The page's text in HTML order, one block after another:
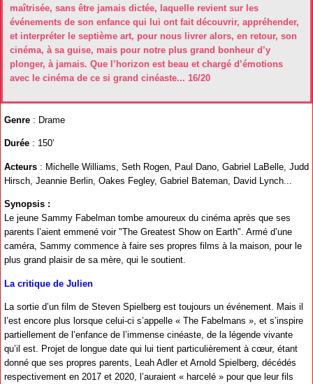
maîtrisée, sans être jamais dictée, laquelle revient sur les
événements de son enfance qui lui ont fait découvrir, appréhender,
et interpréter le septième art, pour nous livrer alors, en retour, son
cinéma, à sa guise, mais pour notre plus grand bonheur d’y
plonger, à jamais. Que l’horizon est beau et chargé d’émotions
avec le cinéma de ce si grand cinéaste... 16/20
Genre : Drame
Durée : 150’
Acteurs : Michelle Williams, Seth Rogen, Paul Dano, Gabriel LaBelle, Judd
Hirsch, Jeannie Berlin, Oakes Fegley, Gabriel Bateman, David Lynch...
Synopsis :
Le jeune Sammy Fabelman tombe amoureux du cinéma après que ses
parents l’aient emmené voir "The Greatest Show on Earth". Armé d’une
caméra, Sammy commence à faire ses propres films à la maison, pour le
plus grand plaisir de sa mère, qui le soutient.
La critique de Julien
La sortie d’un film de Steven Spielberg est toujours un événement. Mais il
l’est encore plus lorsque celui-ci s’appelle « The Fabelmans », et s’inspire
partiellement de l’enfance de l’immense cinéaste, de la légende vivante
qu’il est. Projet de longue date qui lui tient particulièrement à cœur, étant
donné que ses propres parents, Leah Adler et Arnold Spielberg, décédés
respectivement en 2017 et 2020, l’auraient « harcelé » pour que leur fils